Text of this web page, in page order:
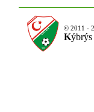
© 2011 -
Kýbrýs